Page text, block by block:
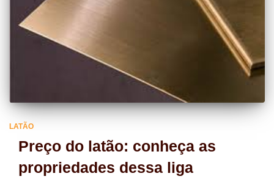
LATÃO
Preço do latão: conheça as
propriedades dessa liga